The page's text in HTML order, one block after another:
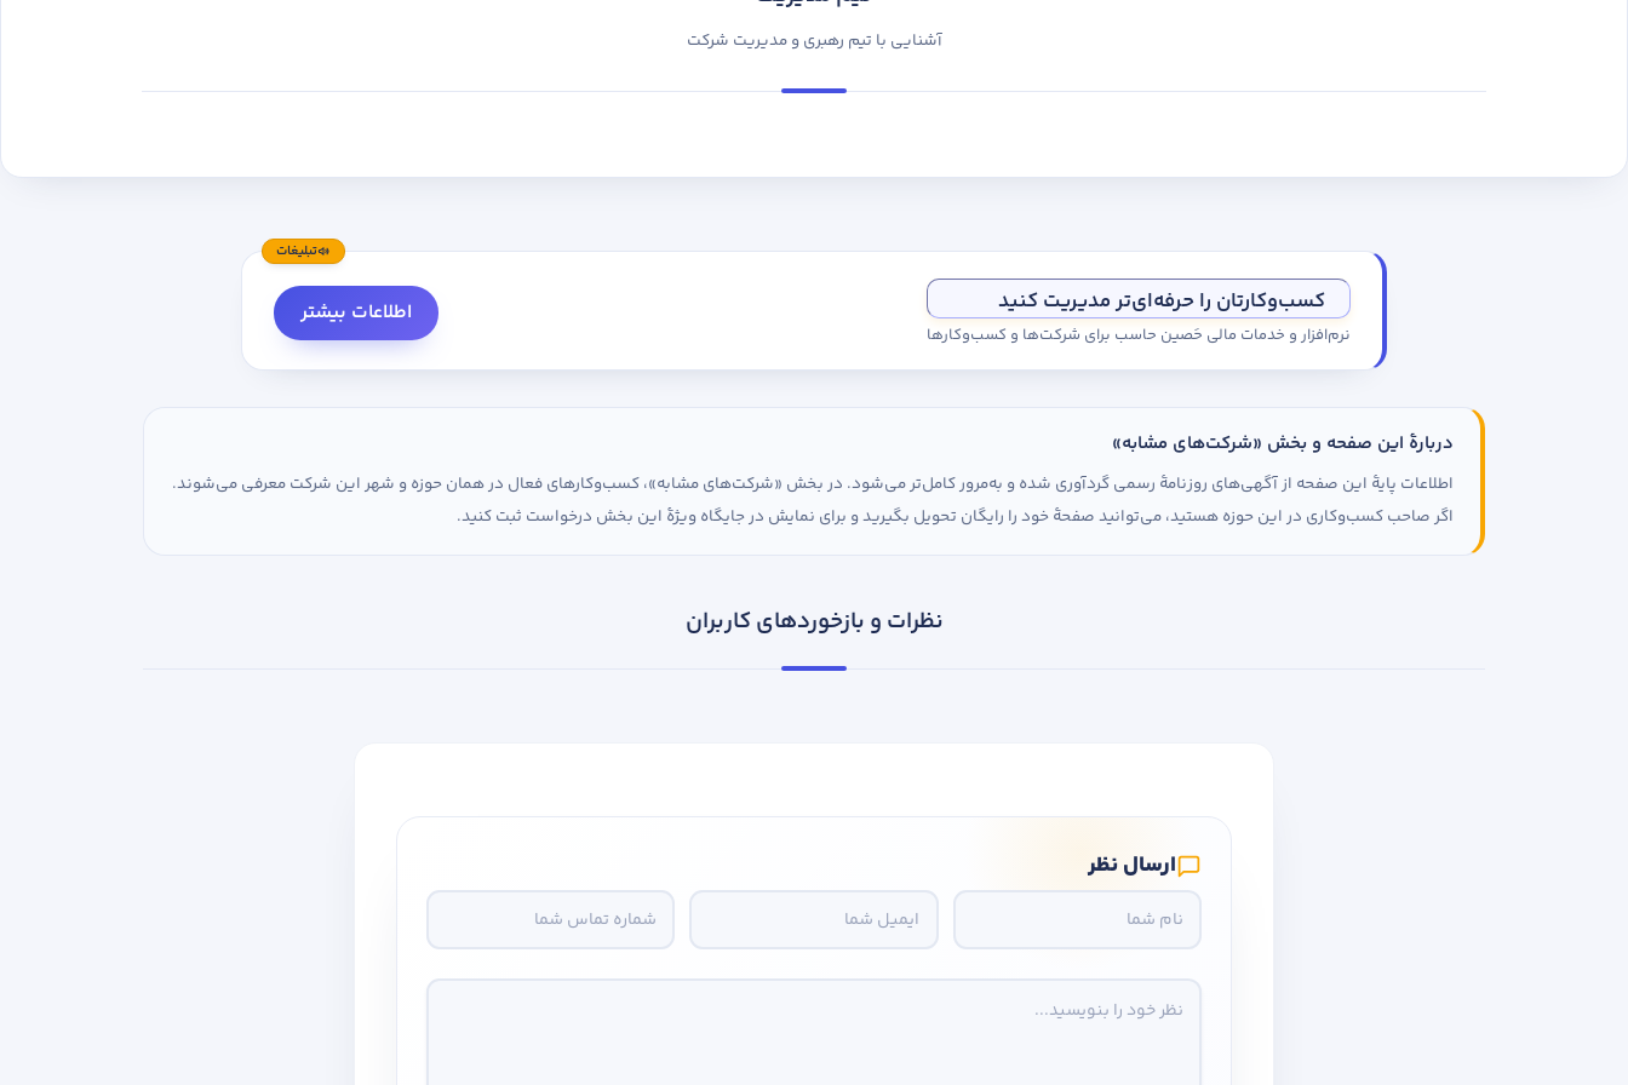
آشنایی با تیم رهبری و مدیریت شرکت
تبلیغات
کسب‌وکارتان را حرفه‌ای‌تر مدیریت کنید
نرم‌افزار و خدمات مالی حَصین حاسب برای شرکت‌ها و کسب‌وکارها
اطلاعات بیشتر
دربارهٔ این صفحه و بخش «شرکت‌های مشابه»
اطلاعات پایهٔ این صفحه از آگهی‌های روزنامهٔ رسمی گردآوری شده و به‌مرور کامل‌تر می‌شود. در بخش «شرکت‌های مشابه»، کسب‌وکارهای فعال در همان حوزه و شهر این شرکت معرفی می‌شوند.
اگر صاحب کسب‌وکاری در این حوزه هستید، می‌توانید صفحهٔ خود را رایگان تحویل بگیرید و برای نمایش در جایگاه ویژهٔ این بخش درخواست ثبت کنید.
نظرات و بازخوردهای کاربران
ارسال نظر